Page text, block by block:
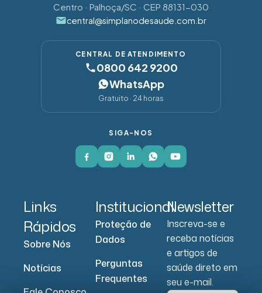
Centro · Palhoça/SC · CEP 88131-030
central@simplanodesaude.com.br
CENTRAL DE ATENDIMENTO
0800 642 9200
WhatsApp
Gratuito · 24 horas
SIGA-NOS
Links
Rápidos
Sobre Nós
Notícias
Institucional
Proteção de
Dados
Perguntas
Frequentes
Newsletter
Inscreva-se e
receba notícias
e artigos de
saúde direto em
seu e-mail.